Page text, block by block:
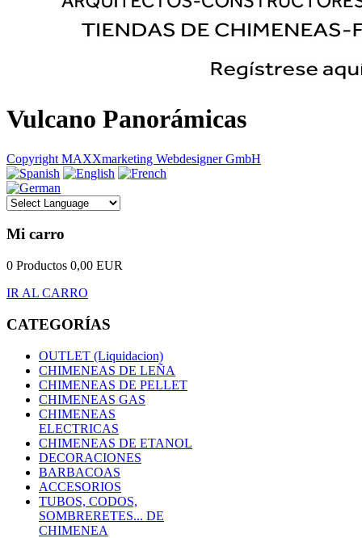
Vulcano Panorámicas
Copyright MAXXmarketing Webdesigner GmbH
Mi carro
0 Productos 0,00 EUR
IR AL CARRO
CATEGORÍAS
OUTLET (Liquidacion)
CHIMENEAS DE LEÑA
CHIMENEAS DE PELLET
CHIMENEAS GAS
CHIMENEAS
ELECTRICAS
CHIMENEAS DE ETANOL
DECORACIONES
BARBACOAS
ACCESORIOS
TUBOS, CODOS,
SOMBRERETES... DE
CHIMENEA